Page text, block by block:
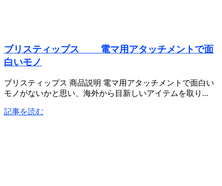
ブリスティップス 電マ用アタッチメントで面
白いモノ
ブリスティップス 商品説明 電マ用アタッチメントで面白い
モノがないかと思い、海外から目新しいアイテムを取り...
記事を読む